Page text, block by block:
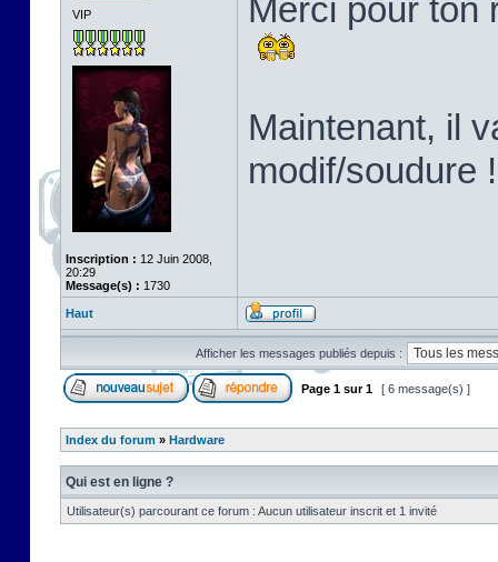
VIP
Inscription : 12 Juin 2008,
20:29
Message(s) : 1730
Merci pour ton
Maintenant, il
modif/soudure
Haut
Afficher les messages publiés depuis :
Page 1 sur1 [ 6 message(s) ]
Index du forum » Hardware
Qui est en ligne ?
Utilisateur(s) parcourant ce forum : Aucun utilisateur inscrit et 1 invité